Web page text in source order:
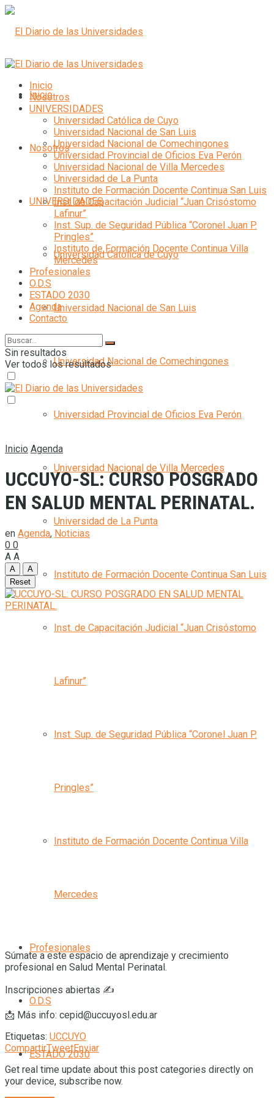
Inicio
Nosotros
UNIVERSIDADES
Universidad Católica de Cuyo
Universidad Nacional de San Luis
Universidad Nacional de Comechingones
Universidad Provincial de Oficios Eva Perón
Universidad Nacional de Villa Mercedes
Universidad de La Punta
Instituto de Formación Docente Continua San Luis
Inst. de Capacitación Judicial “Juan Crisóstomo
Lafinur”
Inst. Sup. de Seguridad Pública “Coronel Juan P.
Pringles”
Instituto de Formación Docente Continua Villa
Mercedes
Profesionales
O.D.S
ESTADO 2030
Inicio
Nosotros
UNIVERSIDADES
Universidad Católica de Cuyo
Universidad Nacional de San Luis
Universidad Nacional de Comechingones
Universidad Provincial de Oficios Eva Perón
Universidad Nacional de Villa Mercedes
Universidad de La Punta
Instituto de Formación Docente Continua San Luis
Inst. de Capacitación Judicial “Juan Crisóstomo
Lafinur”
Inst. Sup. de Seguridad Pública “Coronel Juan P.
Pringles”
Instituto de Formación Docente Continua Villa
Mercedes
Profesionales
O.D.S
ESTADO 2030
Agenda
Contacto
Sin resultados
Ver todos los resultados
Inicio Agenda
UCCUYO-SL: CURSO POSGRADO
EN SALUD MENTAL PERINATAL.
en Agenda, Noticias
0 0
A A
A
A
Reset
Súmate a este espacio de aprendizaje y crecimiento
profesional en Salud Mental Perinatal.
Inscripciones abiertas ✍️
📩 Más info: cepid@uccuyosl.edu.ar
Etiquetas: UCCUYO
CompartirTweetEnviar
Get real time update about this post categories directly on
your device, subscribe now.